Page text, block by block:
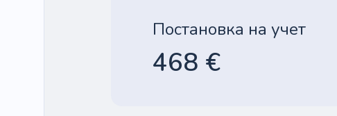
Постановка на учет
468 €